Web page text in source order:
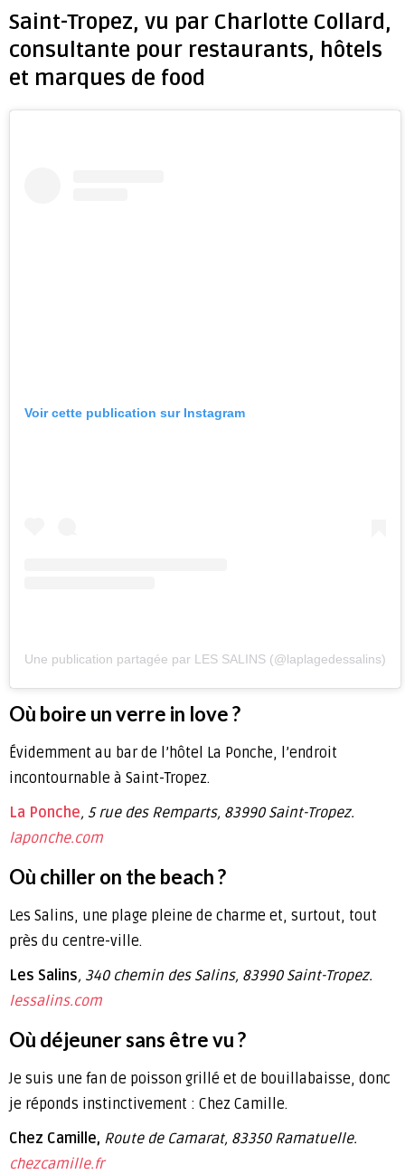
Saint-Tropez, vu par Charlotte Collard,
consultante pour restaurants, hôtels
et marques de food
Voir cette publication sur Instagram
Une publication partagée par LES SALINS (@laplagedessalins)
Où boire un verre in love ?
Évidemment au bar de l’hôtel La Ponche, l’endroit
incontournable à Saint-Tropez.
La Ponche, 5 rue des Remparts, 83990 Saint-Tropez.
laponche.com
Où chiller on the beach ?
Les Salins, une plage pleine de charme et, surtout, tout
près du centre-ville.
Les Salins, 340 chemin des Salins, 83990 Saint-Tropez.
lessalins.com
Où déjeuner sans être vu ?
Je suis une fan de poisson grillé et de bouillabaisse, donc
je réponds instinctivement : Chez Camille.
Chez Camille, Route de Camarat, 83350 Ramatuelle.
chezcamille.fr